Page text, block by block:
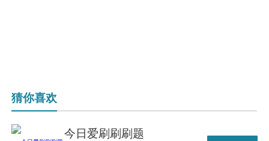
猜你喜欢
今日爱刷刷刷题